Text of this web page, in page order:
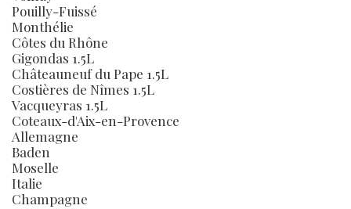
Pouilly-Fuissé
Monthélie
Côtes du Rhône
Gigondas 1.5L
Châteauneuf du Pape 1.5L
Costières de Nîmes 1.5L
Vacqueyras 1.5L
Coteaux-d'Aix-en-Provence
Allemagne
Baden
Moselle
Italie
Champagne